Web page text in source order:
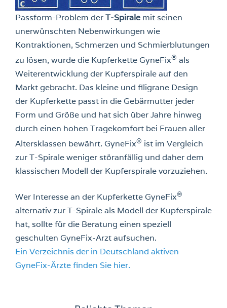
Passform-Problem derT-Spiralemit seinen
unerwünschten Nebenwirkungen wie
Kontraktionen, Schmerzen und Schmierblutungen
zu lösen, wurde die Kupferkette GyneFix® als
Weiterentwicklung der Kupferspirale auf den
Markt gebracht. Das kleine und filigrane Design
der Kupferkette passt in die Gebärmutter jeder
Form und Größe und hat sich über Jahre hinweg
durch einen hohen Tragekomfort bei Frauen aller
Altersklassen bewährt. GyneFix® ist im Vergleich
zur T-Spirale weniger störanfällig und daher dem
klassischen Modell der Kupferspirale vorzuziehen.
Wer Interesse an der Kupferkette GyneFix®
alternativ zur T-Spirale als Modell der Kupferspirale
hat, sollte für die Beratung einen speziell
geschulten GyneFix-Arzt aufsuchen.
Ein Verzeichnis der in Deutschland aktiven
GyneFix-Ärzte finden Sie hier.